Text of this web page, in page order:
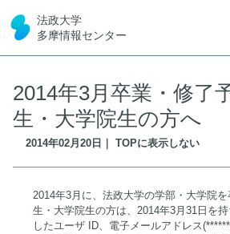
法政大学
多摩情報センター
2014年3月卒業・修了
生・大学院生の方へ
2014年02月20日｜ TOPに表示しない
2014年3月に、法政大学の学部・大学院
生・大学院生の方は、2014年3月31日を
したユーザ ID、電子メールアドレス